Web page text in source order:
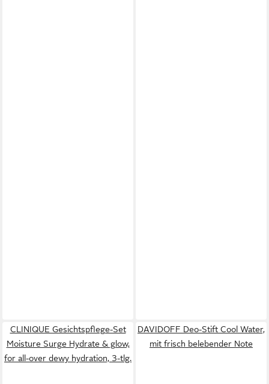
CLINIQUE Gesichtspflege-Set
Moisture Surge Hydrate & glow,
for all-over dewy hydration, 3-tlg.
DAVIDOFF Deo-Stift Cool Water,
mit frisch belebender Note